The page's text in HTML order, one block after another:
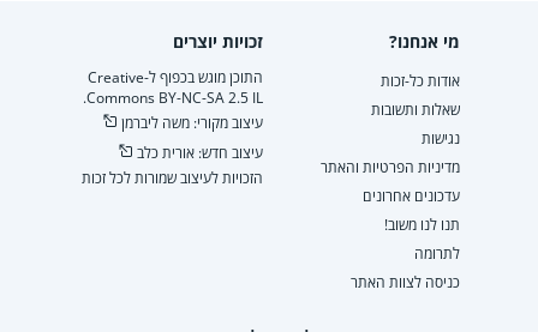
מי אנחנו?
אודות כל-זכות
שאלות ותשובות
נגישות
מדיניות הפרטיות והאתר
עדכונים אחרונים
תנו לנו משוב!
לתרומה
כניסה לצוות האתר
זכויות יוצרים
התוכן מוגש בכפוף ל-Creative
Commons BY-NC-SA 2.5 IL.
עיצוב מקורי: משה ליברמן
עיצוב חדש: אורית כלב
הזכויות לעיצוב שמורות לכל זכות